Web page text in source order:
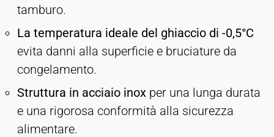
tamburo.
La temperatura ideale del ghiaccio di -0,5°C
evita danni alla superficie e bruciature da
congelamento.
Struttura in acciaio inox per una lunga durata
e una rigorosa conformità alla sicurezza
alimentare.